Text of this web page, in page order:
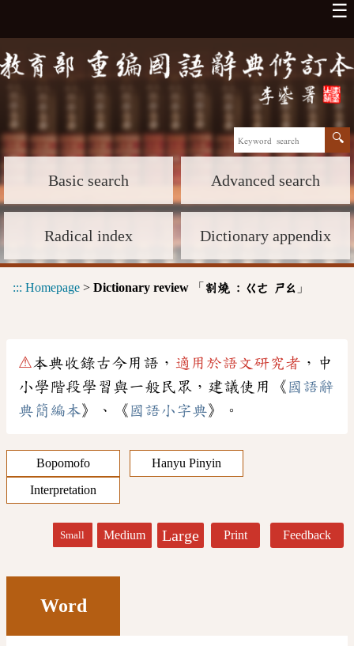
☰
Basic search Advanced search
Radical index Dictionary appendix
::: Homepage > Dictionary review 「 割燒 : ㄍㄜ ㄕㄠ 」
⚠本典收錄古今用語， 適用於語文研究者 ，中
小學階段學習與一般民眾，建議使用《 國語辭
典簡編本》、《 國語小字典》。
Bopomofo
Hanyu Pinyin
Interpretation
Small Medium Large Print Feedback
Word